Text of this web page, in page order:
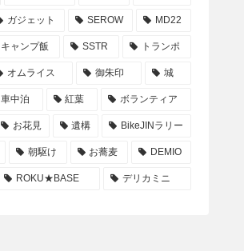
ガジェット SEROW MD22
キャンプ飯 SSTR トランポ
オムライス 御朱印 城
車中泊 紅葉 ボランティア
お花見 遺構 BikeJINラリー
朝駆け お蕎麦 DEMIO
ROKU★BASE デリカミニ